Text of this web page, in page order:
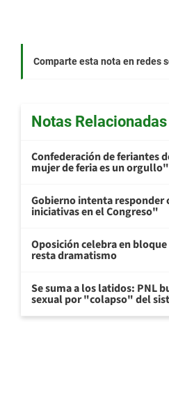
Comparte esta nota en redes
Notas Relacionadas
Confederación de feriantes
mujer de feria es un orgullo"
Gobierno intenta responder
iniciativas en el Congreso"
Oposición celebra en
resta dramatismo
Se suma a los latidos: PNL
sexual por "colapso" del